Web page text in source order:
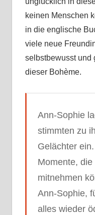
keinen Menschen
in die englische
viele neue
selbstbewusst und
dieser Bohème.
Ann-Sophie
stimmten zu
Gelächter
Momente,
mitnehmen
Ann-Sophie,
alles wieder